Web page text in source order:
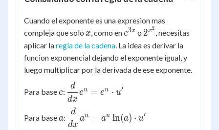
Cuando el exponente es una expresion mas
compleja que solo x
x, como ene^{3x}
e3x o 2^{x^2}
2x2 , necesitas
aplicar laregla de la cadena. La idea es derivar la
funcion exponencial dejando el exponente igual, y
luego multiplicar por la derivada de ese exponente.
Para basee:
\dfrac{d}
{dx}e^{u}
= e^{u}
\cdot u'
dx
d
eu = eu ⋅ u′
Para basea:
\dfrac{d}
{dx}a^{u}
dx
d
au = au ln(a) ⋅ u′